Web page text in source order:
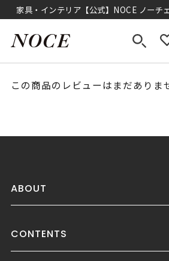
家具・インテリア【公式】NOCE ノーチ
この商品のレビューはまだありま
ABOUT
CONTENTS